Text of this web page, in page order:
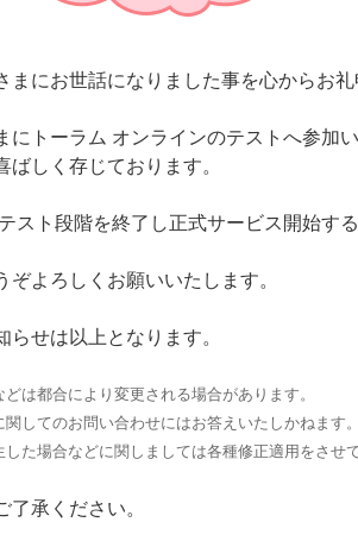
まにお世話になりました事を心からお礼
にトーラム オンラインのテストへ参加
ばしく存じております。
スト段階を終了し正式サービス開始す
ぞよろしくお願いいたします。
らせは以上となります。
は都合により変更される場合があります。
してのお問い合わせにはお答えいたしかねます。
た場合などに関しましては各種修正適用をさせ
了承ください。